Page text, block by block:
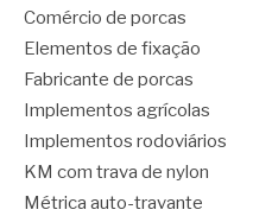
Comércio de porcas
Elementos de fixação
Fabricante de porcas
Implementos agrícolas
Implementos rodoviários
KM com trava de nylon
Métrica auto-travante